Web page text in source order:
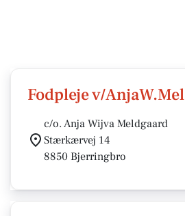
Fodpleje v/
c/o. Anja Wijva Meldgaard
Stærkærvej 14
8850 Bjerringbro